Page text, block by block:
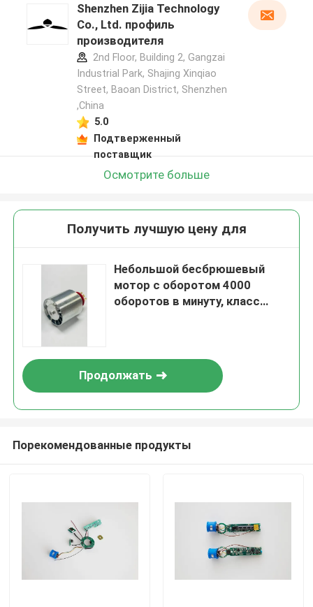
Shenzhen Zijia Technology
Co., Ltd. профиль
производителя
2nd Floor, Building 2, Gangzai
Industrial Park, Shajing Xinqiao
Street, Baoan District, Shenzhen
,China
5.0
Подтверженный
поставщик
Осмотрите больше
Получить лучшую цену для
Небольшой бесбрюшевый
мотор с оборотом 4000
оборотов в минуту, класс
Продолжать
Порекомендованные продукты